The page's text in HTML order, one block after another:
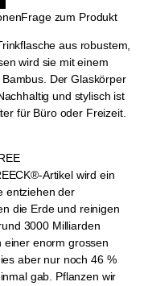
Frage zum Produkt
aus robustem,
wird sie mit einem
Der Glaskörper
und stylisch ist
für Büro oder Freizeit.
Artikel wird ein
entziehen der
die Erde und reinigen
3000 Milliarden
einer enorm grossen
aber nur noch 46 %
gab. Pflanzen wir